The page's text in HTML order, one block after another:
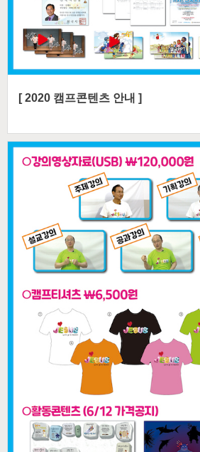
[ 2020 캠프콘텐츠 안내 ]